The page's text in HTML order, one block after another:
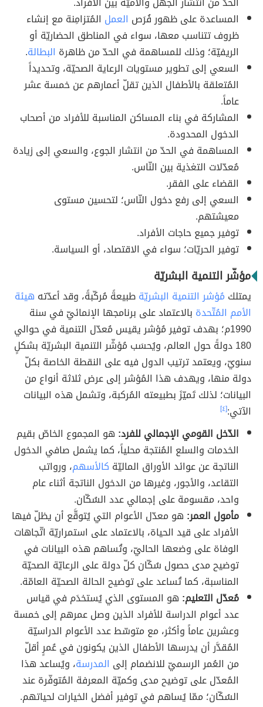
المساعدة على ظهور فُرَص العمل المُتزامِنة مع إنشاء
ظروف تتناسب معها، سواء في المناطق الحضاريّة أو
الريفيّة؛ وذلك للمساهمة في الحدّ من ظاهرة البطالة.
السعي إلى تطوير مستويات الرعاية الصحيّة، وتحديداً
المُتعلقة بالأطفال الذين تقلّ أعمارهم عن خمسة عشر
عاماً.
المشاركة في بناء المساكن المناسبة للأفراد من أصحاب
الدخول المحدودة.
المساهمة في الحدّ من انتشار الجوع، والسعي إلى زيادة
مُعدّلات التغذية بين النّاس.
القضاء على الفقر.
السعي إلى رفع دخول النّاس؛ لتحسين مستوى
معيشتهم.
توفير جميع حاجات الأفراد.
توفير الحريّات؛ سواء في الاقتصاد، أو السياسة.
مؤشّر التنمية البشريّة
يمتلك مُؤشر التنمية البشريّةطبيعةً مُركّبةً، وقد أعدّته هيئة
الأمم المُتّحدة بالاعتماد على برنامجها الإنمائيّ في سنة
1990م؛ بهدف توفير مُؤشر يقيس مُعدّل التنمية في حوالي
180 دولةً حول العالم، ويُحسَب مُؤشّر التنمية البشريّة بشكلٍ
سنويّ، ويعتمد ترتيب الدول فيه على النقطة الخاصة بكلّ
دولة منها، ويهدف هذا المُؤشر إلى عرض ثلاثة أنواع من
البيانات؛ لذلك تَميّزَ بطبيعته المُركبة، وتشمل هذه البيانات
الآتي:[٤]
الدّخل القومي الإجمالي للفرد: هو المجموع الخاصّ بقيم
الخدمات والسلع المُنتجة محلياً، كما يشمل صافي الدخول
الناتجة عن عوائد الأوراق الماليّة كالأسهم، ورواتب
التقاعد، والأجور، وغيرها من الدخول الناتجة أثناء عام
واحد، مقسومة على إجمالي عدد السُكّان.
مأمول العمر: هو معدّل الأعوام التي يُتوقَّع أن يظلّ فيها
الأفراد على قيد الحياة، بالاعتماد على استمراريّة اتّجاهات
الوفاة على وضعها الحاليّ، وتُساهم هذه البيانات في
توضيح مدى حصول سُكّان كلّ دولة على الرعايّة الصحيّة
المناسبة، كما تُساعد على توضيح الحالة الصحيّة العامّة.
مُعدّل التعليم: هو المستوى الذي يُستخدَم في قياس
عدد أعوام الدراسة للأفراد الذين وصل عمرهم إلى خمسة
وعشرين عاماً وأكثر، مع متوسّط عدد الأعوام الدراسيّة
المُقدَّر أن يدرسها الأطفال الذين يكونون في عُمرٍ أقلّ
من العُمر الرسميّ للانضمام إلى المدرسة، ويُساعد هذا
المُعدّل على توضيح مدى وكميّة المعرفة المُتوفّرة عند
السُكّان؛ ممّا يُساهم في توفير أفضل الخيارات لحياتهم.